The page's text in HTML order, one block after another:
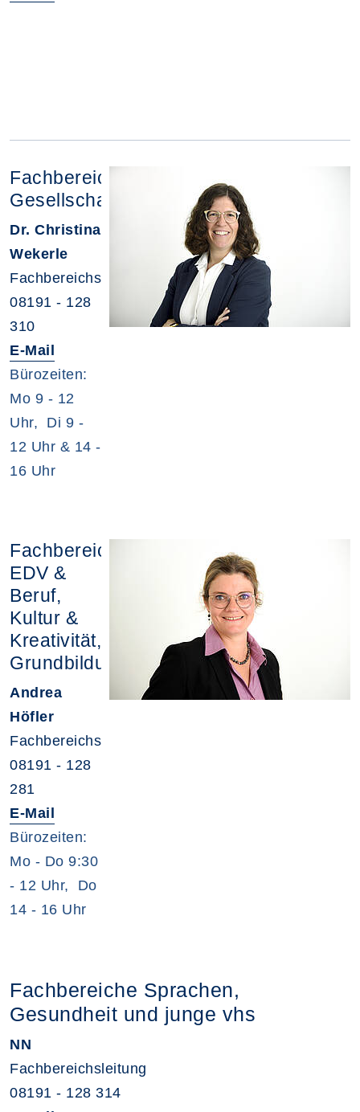
Fachbereich
Gesellschaft
Dr. Christina
Wekerle
Fachbereichsleitung
08191 - 128
310
E-Mail
Bürozeiten:
Mo 9 - 12
Uhr, Di 9 -
12 Uhr & 14 -
16 Uhr
Fachbereiche
EDV &
Beruf,
Kultur &
Kreativität,
Grundbildung
Andrea
Höfler
Fachbereichsleitung
08191 - 128
281
E-Mail
Bürozeiten:
Mo - Do 9:30
- 12 Uhr, Do
14 - 16 Uhr
Fachbereiche Sprachen,
Gesundheit und junge vhs
NN
Fachbereichsleitung
08191 - 128 314